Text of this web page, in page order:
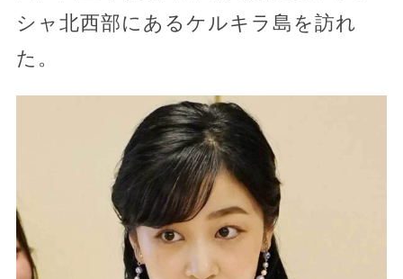
シャ北西部にあるケルキラ島を訪れ
た。